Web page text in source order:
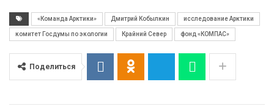
«Команда Арктики» Дмитрий Кобылкин исследование Арктики
комитет Госдумы по экологии Крайний Север фонд «КОМПАС»
Поделиться